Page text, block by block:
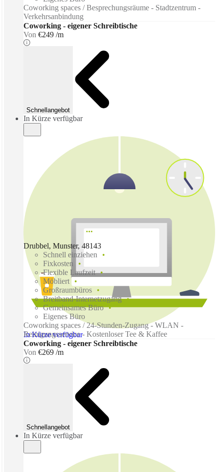
Coworking spaces / Besprechungsräume - Stadtzentrum -
Verkehrsanbindung
Coworking - eigener Schreibtische
Von €249 /m
Schnellangebot
In Kürze verfügbar
In Kürze verfügbar
Drubbel, Munster, 48143
Schnell einziehen
Fixkosten
Flexible Laufzeit
Möbliert
Großraumbüros
Breitband-Internetzugang
Gemeinsames Büro
Eigenes Büro
Coworking spaces / 24-Stunden-Zugang - WLAN -
Reinigungsservice - Kostenloser Tee & Kaffee
Coworking - eigener Schreibtische
Von €269 /m
Schnellangebot
In Kürze verfügbar